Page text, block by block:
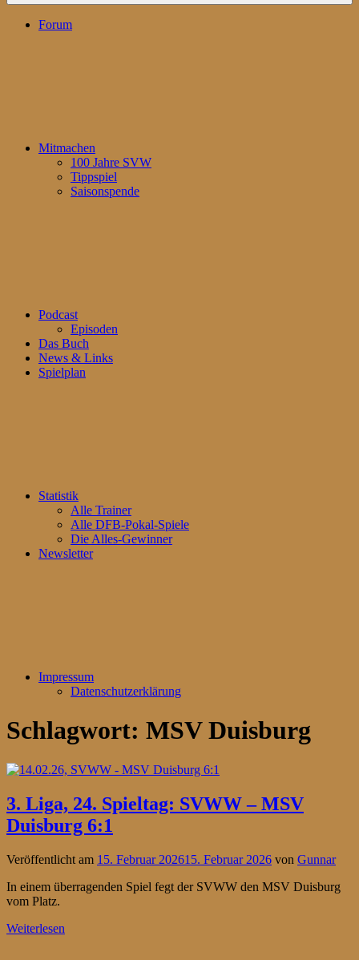
Forum
Mitmachen
100 Jahre SVW
Tippspiel
Saisonspende
Podcast
Episoden
Das Buch
News & Links
Spielplan
Statistik
Alle Trainer
Alle DFB-Pokal-Spiele
Die Alles-Gewinner
Newsletter
Impressum
Datenschutzerklärung
Schlagwort: MSV Duisburg
3. Liga, 24. Spieltag: SVWW – MSV
Duisburg 6:1
Veröffentlicht am 15. Februar 202615. Februar 2026 von Gunnar
In einem überragenden Spiel fegt der SVWW den MSV Duisburg
vom Platz.
Weiterlesen